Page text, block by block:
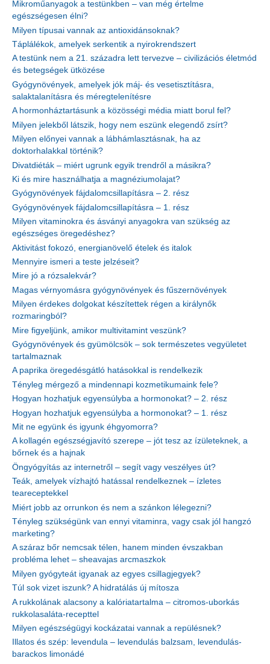
Mikroműanyagok a testünkben – van még értelme
egészségesen élni?
Milyen típusai vannak az antioxidánsoknak?
Táplálékok, amelyek serkentik a nyirokrendszert
A testünk nem a 21. századra lett tervezve – civilizációs életmód
és betegségek ütközése
Gyógynövények, amelyek jók máj- és vesetisztításra,
salaktalanításra és méregtelenítésre
A hormonháztartásunk a közösségi média miatt borul fel?
Milyen jelekből látszik, hogy nem eszünk elegendő zsírt?
Milyen előnyei vannak a lábhámlasztásnak, ha az
doktorhalakkal történik?
Divatdiéták – miért ugrunk egyik trendről a másikra?
Ki és mire használhatja a magnéziumolajat?
Gyógynövények fájdalomcsillapításra – 2. rész
Gyógynövények fájdalomcsillapításra – 1. rész
Milyen vitaminokra és ásványi anyagokra van szükség az
egészséges öregedéshez?
Aktivitást fokozó, energianövelő ételek és italok
Mennyire ismeri a teste jelzéseit?
Mire jó a rózsalekvár?
Magas vérnyomásra gyógynövények és fűszernövények
Milyen érdekes dolgokat készítettek régen a királynők
rozmaringból?
Mire figyeljünk, amikor multivitamint veszünk?
Gyógynövények és gyümölcsök – sok természetes vegyületet
tartalmaznak
A paprika öregedésgátló hatásokkal is rendelkezik
Tényleg mérgező a mindennapi kozmetikumaink fele?
Hogyan hozhatjuk egyensúlyba a hormonokat? – 2. rész
Hogyan hozhatjuk egyensúlyba a hormonokat? – 1. rész
Mit ne együnk és igyunk éhgyomorra?
A kollagén egészségjavító szerepe – jót tesz az ízületeknek, a
bőrnek és a hajnak
Öngyógyítás az internetről – segít vagy veszélyes út?
Teák, amelyek vízhajtó hatással rendelkeznek – ízletes
teareceptekkel
Miért jobb az orrunkon és nem a szánkon lélegezni?
Tényleg szükségünk van ennyi vitaminra, vagy csak jól hangzó
marketing?
A száraz bőr nemcsak télen, hanem minden évszakban
probléma lehet – sheavajas arcmaszkok
Milyen gyógyteát igyanak az egyes csillagjegyek?
Túl sok vizet iszunk? A hidratálás új mítosza
A rukkolának alacsony a kalóriatartalma – citromos-uborkás
rukkolasaláta-recepttel
Milyen egészségügyi kockázatai vannak a repülésnek?
Illatos és szép: levendula – levendulás balzsam, levendulás-
barackos limonádé